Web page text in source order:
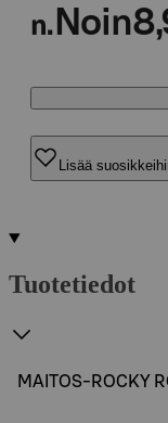
n. Noin
Lisää
Tuotetiedot
MAITOS-ROCKY